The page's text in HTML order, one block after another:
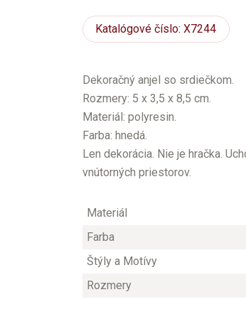
Katalógové číslo: X7244
Dekoračný anjel so srdiečkom.
Rozmery: 5 x 3,5 x 8,5 cm.
Materiál: polyresin.
Farba: hnedá.
Len dekorácia. Nie je hračka.
vnútorných priestorov.
Materiál
Farba
Štýly a Motívy
Rozmery